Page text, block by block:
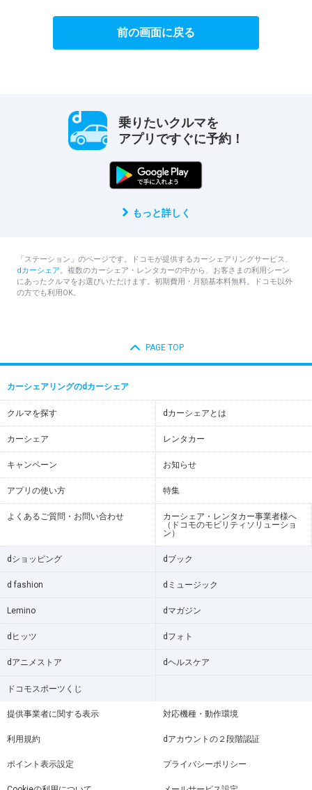
前の画面に戻る
乗りたいクルマを
アプリですぐに予約！
もっと詳しく
「ステーション」のページです。ドコモが提供するカーシェアリングサービス、
dカーシェア。複数のカーシェア・レンタカーの中から、お客さまの利用シーン
にあったクルマをお選びいただけます。初期費用・月額基本料無料。ドコモ以外
の方でも利用OK。
PAGE TOP
カーシェアリングのdカーシェア
クルマを探す dカーシェアとは
カーシェア レンタカー
キャンペーン お知らせ
アプリの使い方 特集
よくあるご質問・お問い合わせ
カーシェア・レンタカー事業者様へ
（ドコモのモビリティソリューショ
ン）
dショッピング dブック
d fashion dミュージック
Lemino dマガジン
dヒッツ dフォト
dアニメストア dヘルスケア
ドコモスポーツくじ
提供事業者に関する表示 対応機種・動作環境
利用規約 dアカウントの２段階認証
ポイント表示設定 プライバシーポリシー